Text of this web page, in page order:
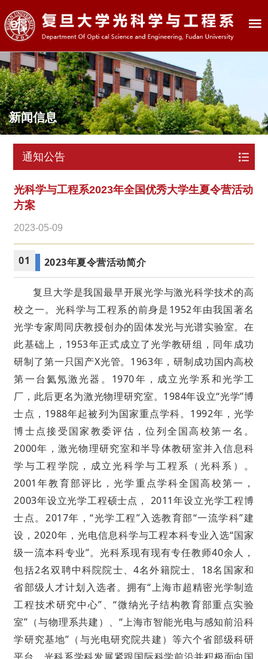
新闻信息
通知公告
光科学与工程系2023年全国优秀大学生夏令营活动
方案
2023-05-09
01 2023年夏令营活动简介
复旦大学是我国最早开展光学与激光科学技术的高
校之一。光科学与工程系的前身是1952年由我国著名
光学专家周同庆教授创办的固体发光与光谱实验室。在
此基础上，1953年正式成立了光学教研组，同年成功
研制了第一只国产X光管。1963年，研制成功国内高校
第一台氦氖激光器。1970年，成立光学系和光学工
厂，此后更名为激光物理研究室。1984年设立“光学”博
士点，1988年起被列为国家重点学科。1992年，光学
博士点接受国家教委评估，位列全国高校第一名。
2000年，激光物理研究室和半导体教研室并入信息科
学与工程学院，成立光科学与工程系（光科系）。
2001年教育部评比，光学重点学科全国高校第一，
2003年设立光学工程硕士点， 2011年设立光学工程博
士点。2017年，“光学工程”入选教育部“一流学科”建
设，2020年，光电信息科学与工程本科专业入选“国家
级一流本科专业”。光科系现有现有专任教师40余人，
包括2名双聘中科院院士、4名外籍院士、18名国家和
省部级人才计划入选者。拥有“上海市超精密光学制造
工程技术研究中心”、“微纳光子结构教育部重点实验
室”（与物理系共建）、“上海市智能光电与感知前沿科
学研究基地”（与光电研究院共建）等六个省部级科研